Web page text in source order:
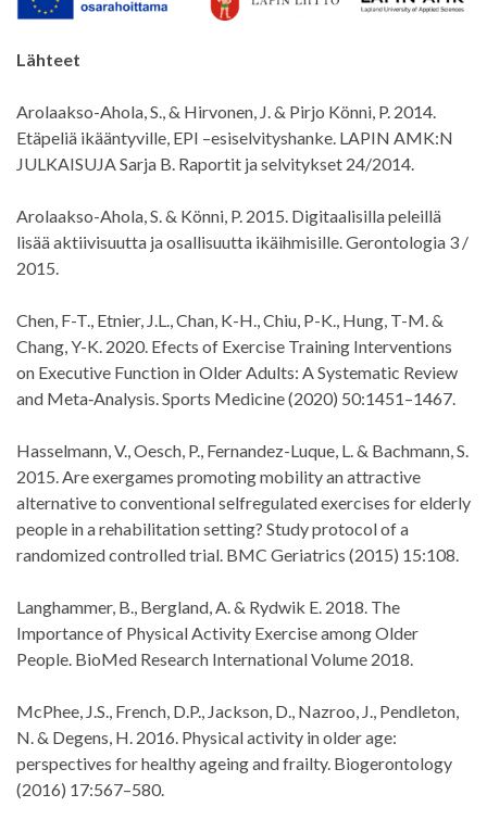
Lähteet
Arolaakso-Ahola, S., & Hirvonen, J. & Pirjo Könni, P. 2014.
Etäpeliä ikääntyville, EPI –esiselvityshanke. LAPIN AMK:N
JULKAISUJA Sarja B. Raportit ja selvitykset 24/2014.
Arolaakso-Ahola, S. & Könni, P. 2015. Digitaalisilla peleillä
lisää aktiivisuutta ja osallisuutta ikäihmisille. Gerontologia 3 /
2015.
Chen, F-T., Etnier, J.L., Chan, K-H., Chiu, P-K., Hung, T-M. &
Chang, Y-K. 2020. Efects of Exercise Training Interventions
on Executive Function in Older Adults: A Systematic Review
and Meta‑Analysis. Sports Medicine (2020) 50:1451–1467.
Hasselmann, V., Oesch, P., Fernandez-Luque, L. & Bachmann, S.
2015. Are exergames promoting mobility an attractive
alternative to conventional selfregulated exercises for elderly
people in a rehabilitation setting? Study protocol of a
randomized controlled trial. BMC Geriatrics (2015) 15:108.
Langhammer, B., Bergland, A. & Rydwik E. 2018. The
Importance of Physical Activity Exercise among Older
People. BioMed Research International Volume 2018.
McPhee, J.S., French, D.P., Jackson, D., Nazroo, J., Pendleton,
N. & Degens, H. 2016. Physical activity in older age:
perspectives for healthy ageing and frailty. Biogerontology
(2016) 17:567–580.